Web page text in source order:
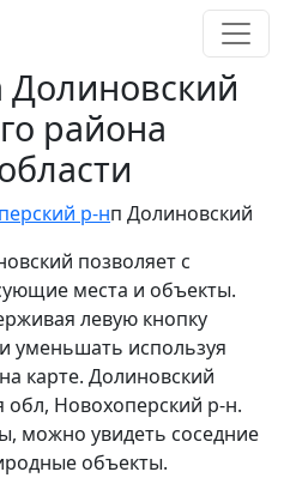
Долиновский
района
р-нп Долиновский
позволяет с
места и объекты.
левую кнопку
уменьшать используя
карте. Долиновский
обл, Новохоперский р-н.
можно увидеть соседние
объекты.